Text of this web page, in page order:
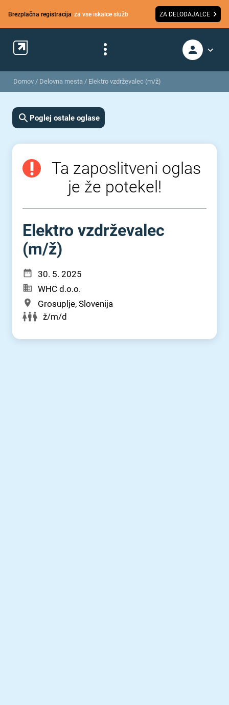
Brezplačna registracija za vse iskalce služb ZA DELODAJALCE
Domov / Delovna mesta / Elektro vzdrževalec (m/ž)
Poglej ostale oglase
Ta zaposlitveni oglas
je že potekel!
Elektro vzdrževalec
(m⁠/⁠ž)
30. 5. 2025
WHC d.o.o.
Grosuplje, Slovenija
ž/m/d